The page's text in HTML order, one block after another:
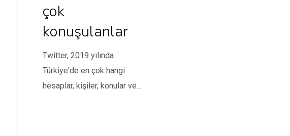
çok
konuşulanlar
Twitter, 2019 yılında
Türkiye'de en çok hangi
hesaplar, kişiler, konular ve